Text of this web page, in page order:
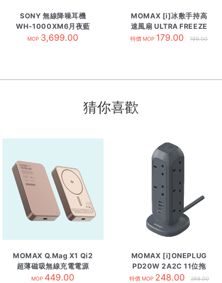
SONY 無線降噪耳機
WH-1000XM6月夜藍
MOP 3,699.00
MOMAX [i]冰敷手持高
速風扇 ULTRA FREEZE
藍色
特價 MOP 179.00 199.00
猜你喜歡
MOMAX Q.Mag X1 Qi2
超薄磁吸無線充電電源
10000mAh 沙漠金
MOP 449.00
MOMAX [i]ONEPLUG
PD20W 2A2C 11位拖
板 灰
特價 MOP 248.00 269.00